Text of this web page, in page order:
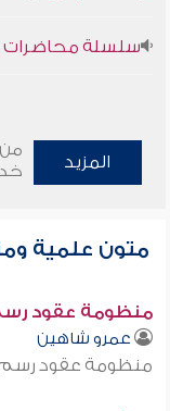
سلسلة محاضرات
المزيد
من
متون علمية
منظومة عقود
عمرو شاهين
منظومة عقود